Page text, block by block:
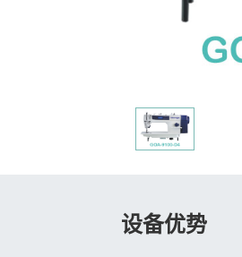
设备优势